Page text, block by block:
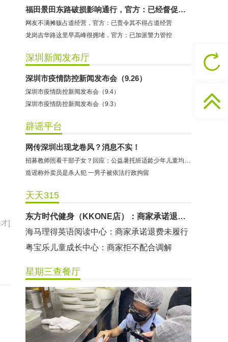
]
福田景田东路破损影响通行，官方：已经督促完成维修
网友不满摊贩占道经营，官方：已责令其不得占道经营
龙岗吉华路这里早高峰很拥堵，官方：已加派警力管控
深圳新闻发布厅
深圳市疫情防控新闻发布会（9.26）
深圳市疫情防控新闻发布会（9.4）
深圳市疫情防控新闻发布会（9.3）
辟谣平台
网传深圳出现龙卷风？消息不实！
招募教师照看干部子女？回应：公益暑托班适龄少年儿童均可报名
造谣称外卖员是杀人犯 一男子被依法行政拘留
天天315
哈尔特健身：商家拒不配合调解
元宵佳节，发生了“甜蜜的烦恼”该怎么办？
2021年深圳市消费投诉分析报告出炉 教育培训投诉量增长
海马理得英语阅读中心：商家承诺退费未履行
曼莎国际美容美发（平湖店）：商家承诺退费未履行
无上悦动健身：商家停业未退费
哈尔特健身：商家拒不配合调解
香港卡依宝贝国际婴幼儿游泳馆：商家停业未退费
龅牙兔儿童情商训练营：商家承诺退费未履行
预付式消费退款难 深圳市消委会公开谴责力美健华联店
元宵佳节，发生了“甜蜜的烦恼”该怎么办？
星期三查餐厅